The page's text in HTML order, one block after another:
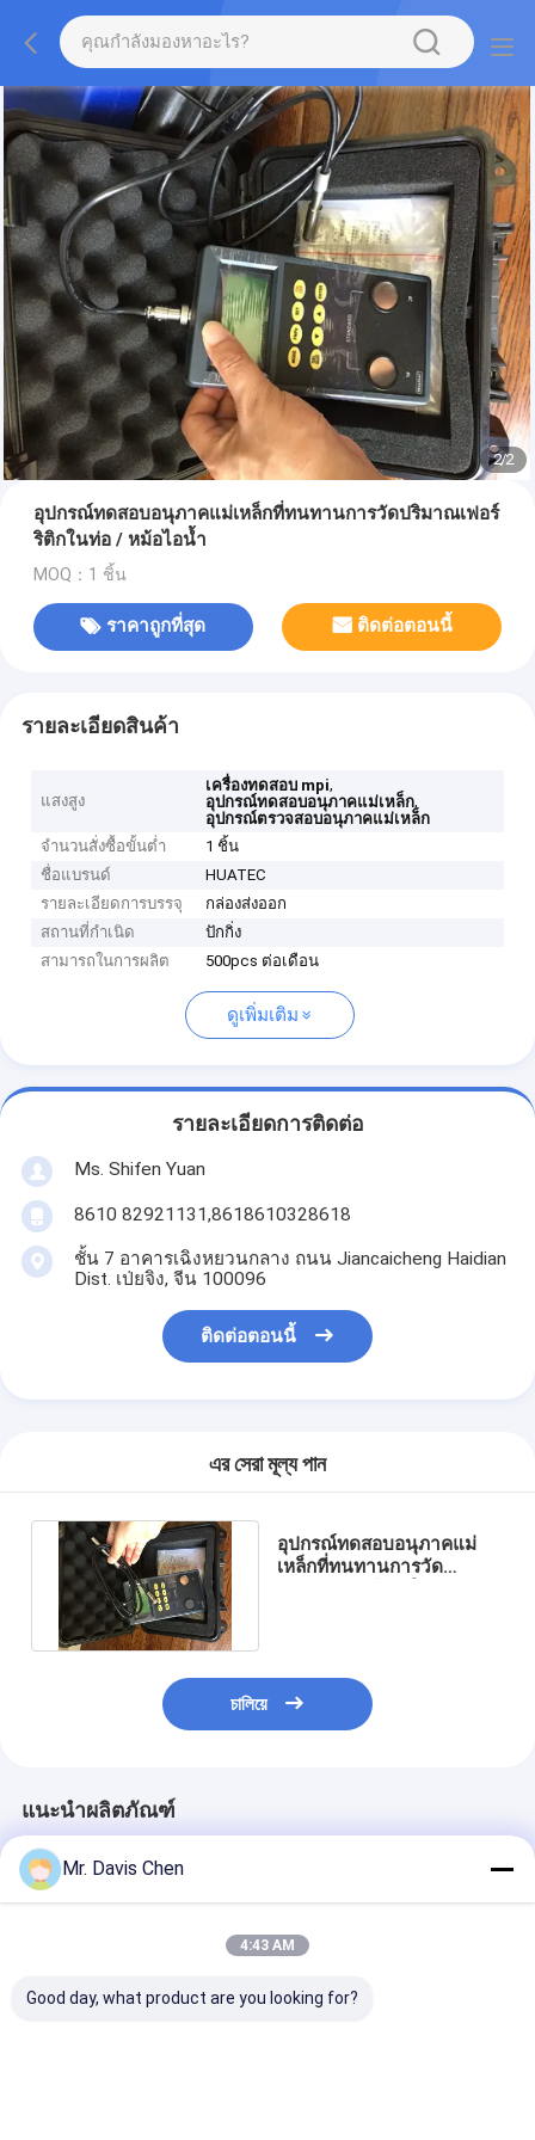
1/2
อุปกรณ์ทดสอบอนุภาคแม่เหล็กที่ทนทานการวัดปริมาณเฟอร์
ริติกในท่อ / หม้อไอน้ำ
MOQ：1 ชิ้น
ราคาถูกที่สุด ติดต่อตอนนี้
รายละเอียดสินค้า
แสงสูง
เครื่องทดสอบ mpi,
อุปกรณ์ทดสอบอนุภาคแม่เหล็ก,
อุปกรณ์ตรวจสอบอนุภาคแม่เหล็ก
จำนวนสั่งซื้อขั้นต่ำ
1 ชิ้น
ชื่อแบรนด์
HUATEC
รายละเอียดการบรรจุ
กล่องส่งออก
สถานที่กำเนิด
ปักกิ่ง
สามารถในการผลิต
500pcs ต่อเดือน
ดูเพิ่มเติม
รายละเอียดการติดต่อ
Ms. Shifen Yuan
8610 82921131,8618610328618
ชั้น 7 อาคารเฉิงหยวนกลาง ถนน Jiancaicheng Haidian
Dist. เป่ยจิง, จีน 100096
ติดต่อตอนนี้
এর সেরা মূল্য পান
อุปกรณ์ทดสอบอนุภาคแม่
เหล็กที่ทนทานการวัด
চালিয়ে
แนะนำผลิตภัณฑ์
Mr. Davis Chen
4:43 AM
Good day, what product are you looking for?